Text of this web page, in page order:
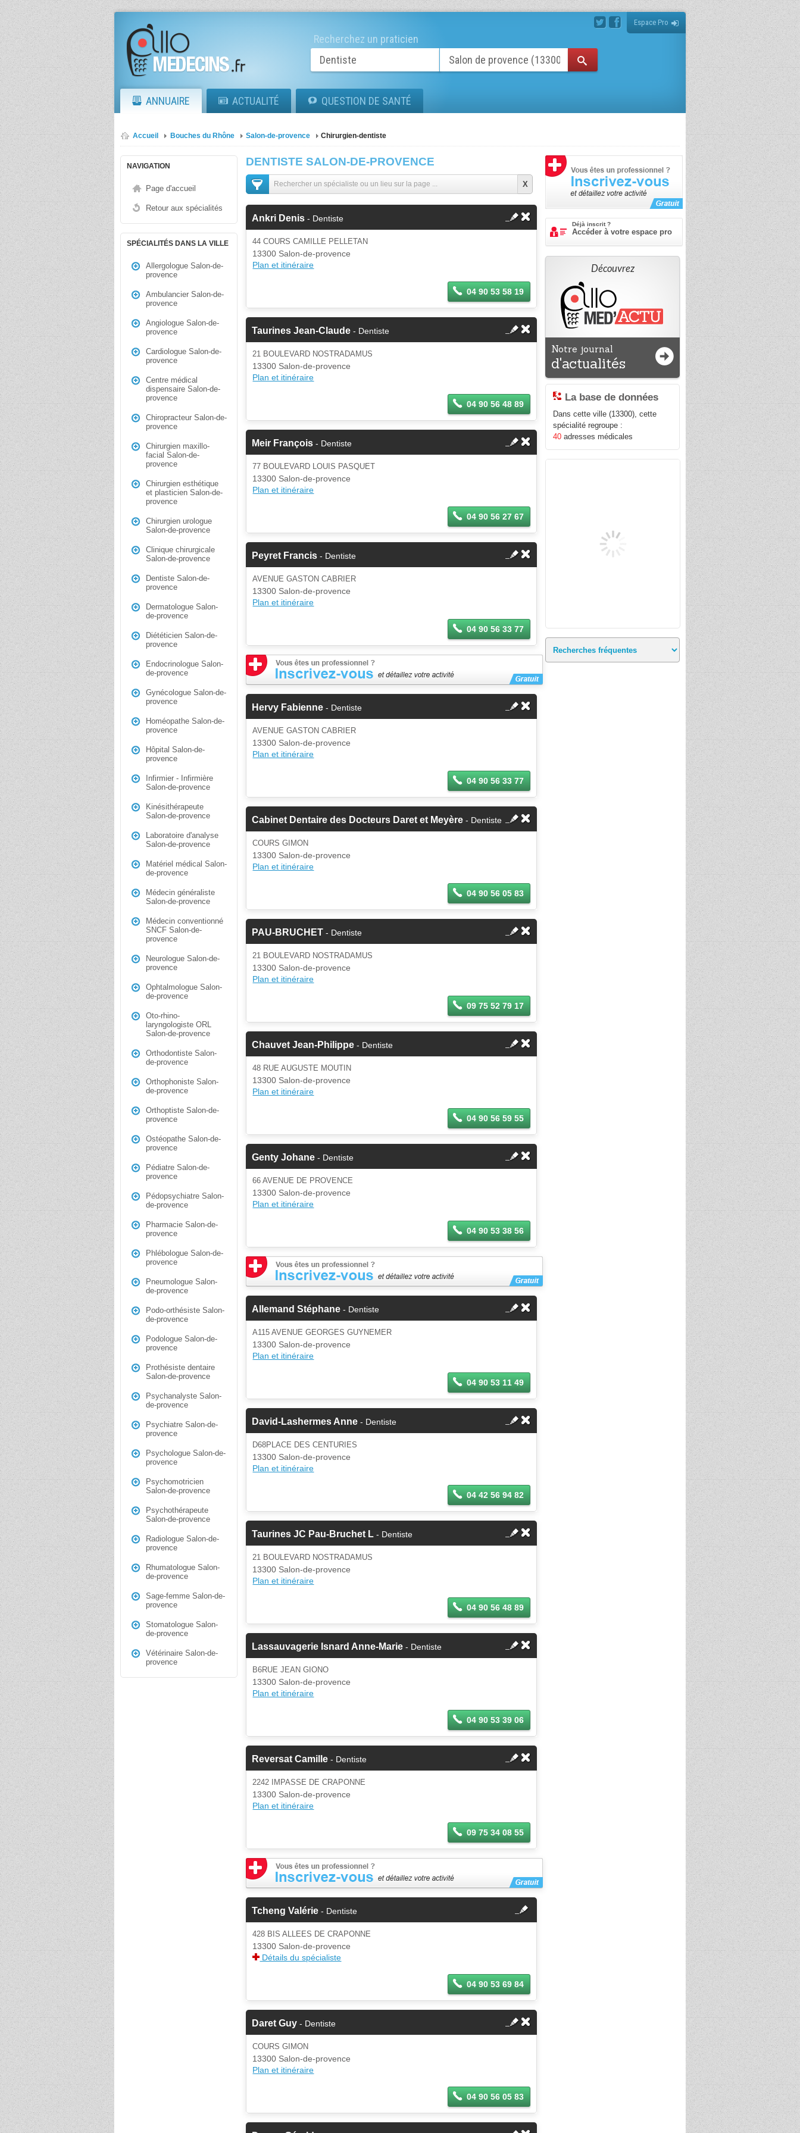
Espace Pro
Recherchez un praticien
ANNUAIRE ACTUALITÉ QUESTION DE SANTÉ
Accueil Bouches du Rhône Salon-de-provence Chirurgien-dentiste
NAVIGATION
Page d'accueil
Retour aux spécialités
SPÉCIALITÉS DANS LA VILLE
Allergologue Salon-de-
provence
Ambulancier Salon-de-
provence
Angiologue Salon-de-
provence
Cardiologue Salon-de-
provence
Centre médical
dispensaire Salon-de-
provence
Chiropracteur Salon-de-
provence
Chirurgien maxillo-
facial Salon-de-
provence
Chirurgien esthétique
et plasticien Salon-de-
provence
Chirurgien urologue
Salon-de-provence
Clinique chirurgicale
Salon-de-provence
Dentiste Salon-de-
provence
Dermatologue Salon-
de-provence
Diététicien Salon-de-
provence
Endocrinologue Salon-
de-provence
Gynécologue Salon-de-
provence
Homéopathe Salon-de-
provence
Hôpital Salon-de-
provence
Infirmier - Infirmière
Salon-de-provence
Kinésithérapeute
Salon-de-provence
Laboratoire d'analyse
Salon-de-provence
Matériel médical Salon-
de-provence
Médecin généraliste
Salon-de-provence
Médecin conventionné
SNCF Salon-de-
provence
Neurologue Salon-de-
provence
Ophtalmologue Salon-
de-provence
Oto-rhino-
laryngologiste ORL
Salon-de-provence
Orthodontiste Salon-
de-provence
Orthophoniste Salon-
de-provence
Orthoptiste Salon-de-
provence
Ostéopathe Salon-de-
provence
Pédiatre Salon-de-
provence
Pédopsychiatre Salon-
de-provence
Pharmacie Salon-de-
provence
Phlébologue Salon-de-
provence
Pneumologue Salon-
de-provence
Podo-orthésiste Salon-
de-provence
Podologue Salon-de-
provence
Prothésiste dentaire
Salon-de-provence
Psychanalyste Salon-
de-provence
Psychiatre Salon-de-
provence
Psychologue Salon-de-
provence
Psychomotricien
Salon-de-provence
Psychothérapeute
Salon-de-provence
Radiologue Salon-de-
provence
Rhumatologue Salon-
de-provence
Sage-femme Salon-de-
provence
Stomatologue Salon-
de-provence
Vétérinaire Salon-de-
provence
DENTISTE SALON-DE-PROVENCE
Ankri Denis - Dentiste
44 COURS CAMILLE PELLETAN
13300 Salon-de-provence
Plan et itinéraire
04 90 53 58 19
Taurines Jean-Claude - Dentiste
21 BOULEVARD NOSTRADAMUS
13300 Salon-de-provence
Plan et itinéraire
04 90 56 48 89
Meir François - Dentiste
77 BOULEVARD LOUIS PASQUET
13300 Salon-de-provence
Plan et itinéraire
04 90 56 27 67
Peyret Francis - Dentiste
AVENUE GASTON CABRIER
13300 Salon-de-provence
Plan et itinéraire
04 90 56 33 77
Hervy Fabienne - Dentiste
AVENUE GASTON CABRIER
13300 Salon-de-provence
Plan et itinéraire
04 90 56 33 77
Cabinet Dentaire des Docteurs Daret et Meyère - Dentiste
COURS GIMON
13300 Salon-de-provence
Plan et itinéraire
04 90 56 05 83
PAU-BRUCHET - Dentiste
21 BOULEVARD NOSTRADAMUS
13300 Salon-de-provence
Plan et itinéraire
09 75 52 79 17
Chauvet Jean-Philippe - Dentiste
48 RUE AUGUSTE MOUTIN
13300 Salon-de-provence
Plan et itinéraire
04 90 56 59 55
Genty Johane - Dentiste
66 AVENUE DE PROVENCE
13300 Salon-de-provence
Plan et itinéraire
04 90 53 38 56
Allemand Stéphane - Dentiste
A115 AVENUE GEORGES GUYNEMER
13300 Salon-de-provence
Plan et itinéraire
04 90 53 11 49
David-Lashermes Anne - Dentiste
D68PLACE DES CENTURIES
13300 Salon-de-provence
Plan et itinéraire
04 42 56 94 82
Taurines JC Pau-Bruchet L - Dentiste
21 BOULEVARD NOSTRADAMUS
13300 Salon-de-provence
Plan et itinéraire
04 90 56 48 89
Lassauvagerie Isnard Anne-Marie - Dentiste
B6RUE JEAN GIONO
13300 Salon-de-provence
Plan et itinéraire
04 90 53 39 06
Reversat Camille - Dentiste
2242 IMPASSE DE CRAPONNE
13300 Salon-de-provence
Plan et itinéraire
09 75 34 08 55
Tcheng Valérie - Dentiste fermer
Cette fiche est la propriété
d'un membre.
Si vous êtes ce membre, mettez à
jour ces informations sur votre
428 BIS ALLEES DE CRAPONNE
13300 Salon-de-provence
Détails du spécialiste
04 90 53 69 84
Daret Guy - Dentiste
COURS GIMON
13300 Salon-de-provence
Plan et itinéraire
04 90 56 05 83
Déjà inscrit ?
Accéder à votre espace pro
Découvrez
Notre journal
d'actualités
La base de données
Dans cette ville (13300), cette
spécialité regroupe :
40 adresses médicales